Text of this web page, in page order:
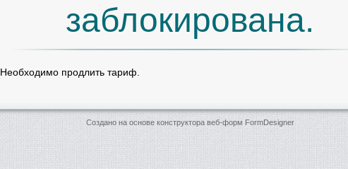
заблокирована.
Необходимо продлить тариф.
Создано на основе конструктора веб-форм FormDesigner